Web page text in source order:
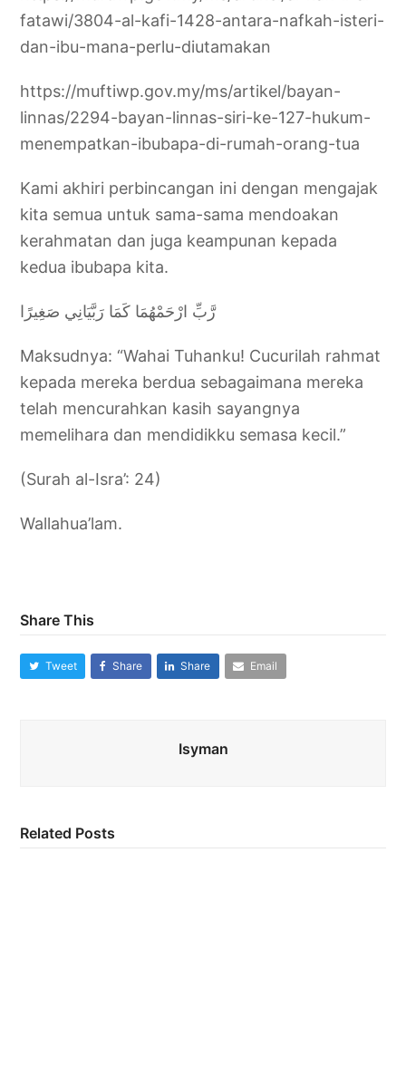
fatawi/3804-al-kafi-1428-antara-nafkah-isteri-
dan-ibu-mana-perlu-diutamakan
https://muftiwp.gov.my/ms/artikel/bayan-
linnas/2294-bayan-linnas-siri-ke-127-hukum-
menempatkan-ibubapa-di-rumah-orang-tua
Kami akhiri perbincangan ini dengan mengajak
kita semua untuk sama-sama mendoakan
kerahmatan dan juga keampunan kepada
kedua ibubapa kita.
رَّبِّ ارْحَمْهُمَا كَمَا رَبَّيَانِي صَغِيرًا
Maksudnya: “Wahai Tuhanku! Cucurilah rahmat
kepada mereka berdua sebagaimana mereka
telah mencurahkan kasih sayangnya
memelihara dan mendidikku semasa kecil.”
(Surah al-Isra’: 24)
Wallahua’lam.
Share This
Tweet Share Share Email
Isyman
Related Posts